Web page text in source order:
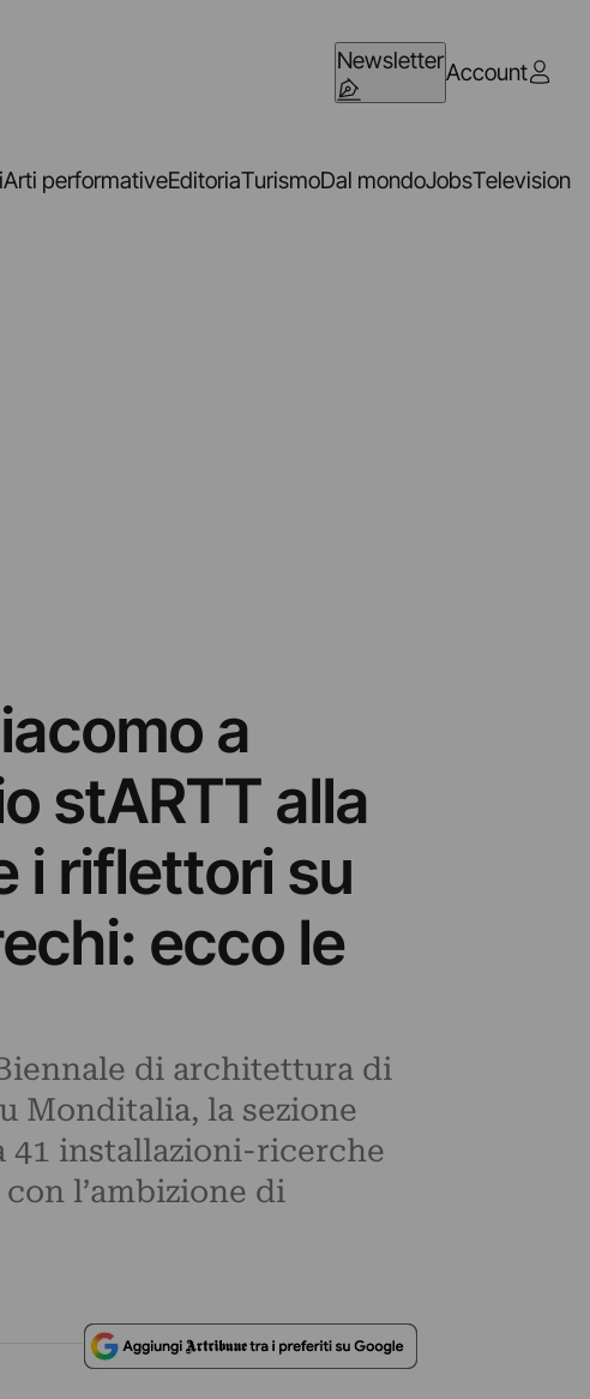
NewsletterAccount
Arti performativeEditoriaTurismoDal mondoJobsTelevision
a
stARTT alla
i riflettori su
ecco le
di architettura di
Monditalia, la sezione
41 installazioni-ricerche
l’ambizione di